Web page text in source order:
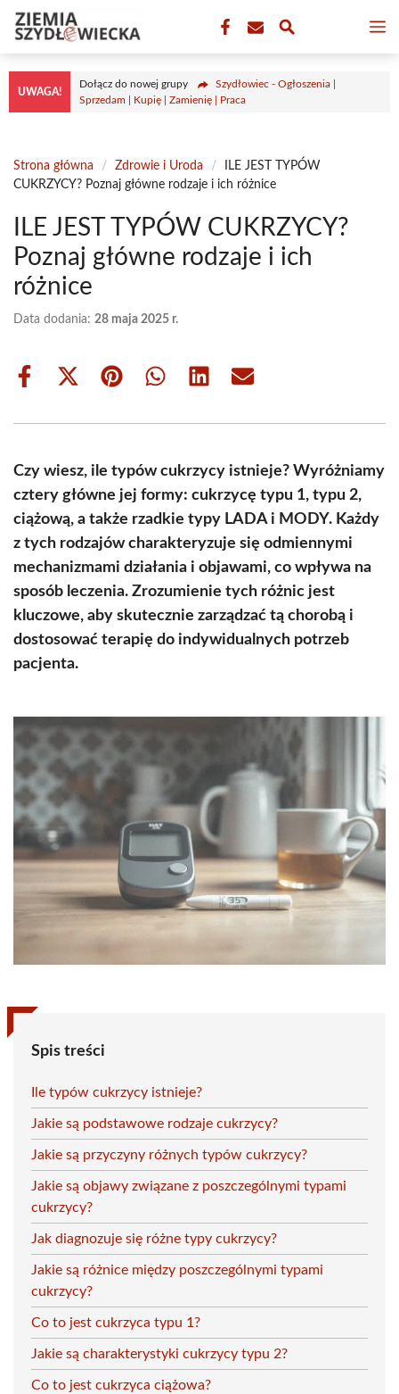
Przejdź
treści
UWAGA!
Dołącz do nowej grupy
Szydłowiec - Ogłoszenia |
Sprzedam | Kupię | Zamienię | Praca
Strona główna / Zdrowie i Uroda /
ILE JEST TYPÓW
CUKRZYCY? Poznaj główne rodzaje i ich różnice
ILE JEST TYPÓW CUKRZYCY?
Poznaj główne rodzaje i ich
różnice
Data dodania: 28 maja 2025 r.
Share
Share
(Twitter)
Share Share Share Share
Czy wiesz, ile typów cukrzycy istnieje? Wyróżniamy
cztery główne jej formy: cukrzycę typu 1, typu 2,
ciążową, a także rzadkie typy LADA i MODY. Każdy
z tych rodzajów charakteryzuje się odmiennymi
mechanizmami działania i objawami, co wpływa na
sposób leczenia. Zrozumienie tych różnic jest
kluczowe, aby skutecznie zarządzać tą chorobą i
dostosować terapię do indywidualnych potrzeb
pacjenta.
Spis treści
Ile typów cukrzycy istnieje?
Jakie są podstawowe rodzaje cukrzycy?
Jakie są przyczyny różnych typów cukrzycy?
Jakie są objawy związane z poszczególnymi typami
cukrzycy?
Jak diagnozuje się różne typy cukrzycy?
Jakie są różnice między poszczególnymi typami
cukrzycy?
Co to jest cukrzyca typu 1?
Jakie są charakterystyki cukrzycy typu 2?
Co to jest cukrzyca ciążowa?